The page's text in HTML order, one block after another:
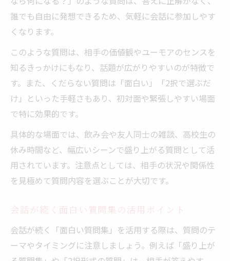
誰でも自由に発想できるため、気軽に会話に参加しやす
くなります。
このような質問は、相手の価値観やユーモアのセンスを
知るきっかけにもなり、話題が広がりやすいのが特徴で
す。また、くだらない質問は「面白い」「2択で選ぶだ
け」といった手軽さもあり、初対面や緊張しやすい場面
で特に効果的です。
具体的な場面では、飲み会や友人同士の雑談、高校生の
休み時間など、幅広いシーンで盛り上がる質問として活
用されています。注意点としては、相手の状況や関係性
を見極めて質問内容を選ぶことが大切です。
会話が続く面白い質問集の活用ポイント
会話が続く「面白い質問集」を活用する際は、質問のテ
ーマやタイミングに注意しましょう。例えば「盛り上が